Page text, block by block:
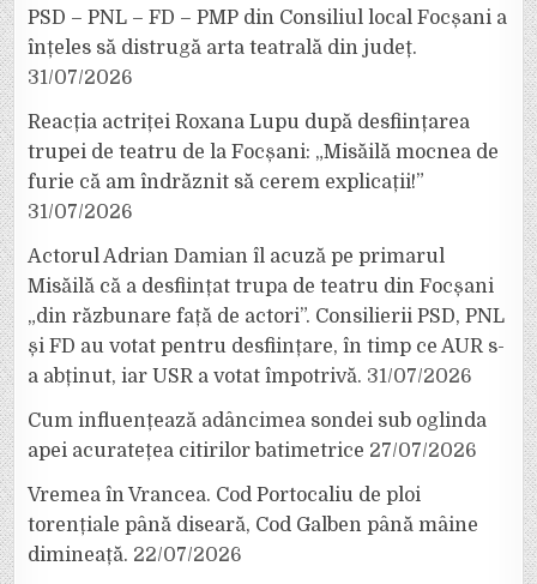
PSD – PNL – FD – PMP din Consiliul local Focșani a
înțeles să distrugă arta teatrală din județ.
31/07/2026
Reacția actriței Roxana Lupu după desființarea
trupei de teatru de la Focșani: „Misăilă mocnea de
furie că am îndrăznit să cerem explicații!”
31/07/2026
Actorul Adrian Damian îl acuză pe primarul
Misăilă că a desființat trupa de teatru din Focșani
„din răzbunare față de actori”. Consilierii PSD, PNL
și FD au votat pentru desființare, în timp ce AUR s-
a abținut, iar USR a votat împotrivă. 31/07/2026
Cum influențează adâncimea sondei sub oglinda
apei acuratețea citirilor batimetrice 27/07/2026
Vremea în Vrancea. Cod Portocaliu de ploi
torențiale până diseară, Cod Galben până mâine
dimineață. 22/07/2026